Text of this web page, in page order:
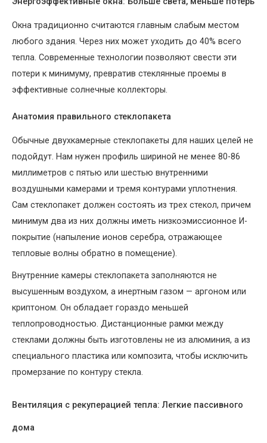
Окна традиционно считаются главным слабым местом
любого здания. Через них может уходить до 40% всего
тепла. Современные технологии позволяют свести эти
потери к минимуму, превратив стеклянные проемы в
эффективные солнечные коллекторы.
Анатомия правильного стеклопакета
Обычные двухкамерные стеклопакеты для наших целей не
подойдут. Нам нужен профиль шириной не менее 80-86
миллиметров с пятью или шестью внутренними
воздушными камерами и тремя контурами уплотнения.
Сам стеклопакет должен состоять из трех стекол, причем
минимум два из них должны иметь низкоэмиссионное И-
покрытие (напыление ионов серебра, отражающее
тепловые волны обратно в помещение).
Внутренние камеры стеклопакета заполняются не
высушенным воздухом, а инертным газом — аргоном или
криптоном. Он обладает гораздо меньшей
теплопроводностью. Дистанционные рамки между
стеклами должны быть изготовлены не из алюминия, а из
специального пластика или композита, чтобы исключить
промерзание по контуру стекла.
Вентиляция с рекуперацией тепла: Легкие пассивного
дома